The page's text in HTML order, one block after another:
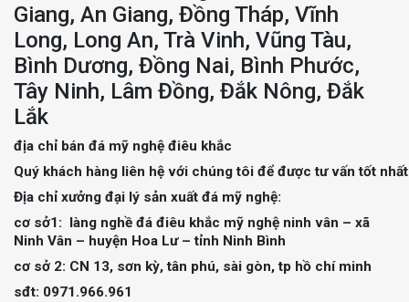
Giang, An Giang, Đồng Tháp, Vĩnh
Long, Long An, Trà Vinh, Vũng Tàu,
Bình Dương, Đồng Nai, Bình Phước,
Tây Ninh, Lâm Đồng, Đắk Nông, Đắk
Lắk
địa chỉ bán đá mỹ nghệ điêu khắc
Quý khách hàng liên hệ với chúng tôi để được tư vấn tốt
Địa chỉ xưởng đại lý sản xuất đá mỹ nghệ:
cơ sở1: làng nghề đá điêu khắc mỹ nghệ ninh vân – xã
Ninh Vân – huyện Hoa Lư – tỉnh Ninh Bình
cơ sở 2: CN 13, sơn kỳ, tân phú, sài gòn, tp hồ chí minh
sđt: 0971.966.961